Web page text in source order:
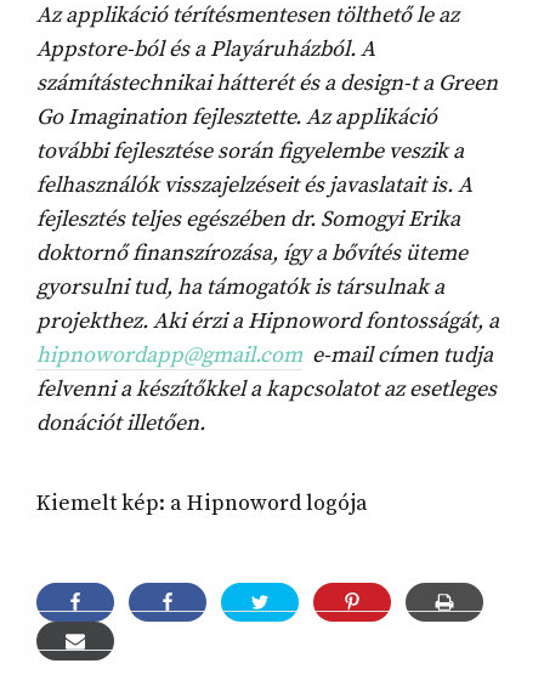
Az applikáció térítésmentesen tölthető le az
Appstore-ból és a Playáruházból. A
számítástechnikai hátterét és a design-t a Green
Go Imagination fejlesztette. Az applikáció
további fejlesztése során figyelembe veszik a
felhasználók visszajelzéseit és javaslatait is. A
fejlesztés teljes egészében dr. Somogyi Erika
doktornő finanszírozása, így a bővítés üteme
gyorsulni tud, ha támogatók is társulnak a
projekthez. Aki érzi a Hipnoword fontosságát, a
hipnowordapp@gmail.com e-mail címen tudja
felvenni a készítőkkel a kapcsolatot az esetleges
donációt illetően.
Kiemelt kép: a Hipnoword logója